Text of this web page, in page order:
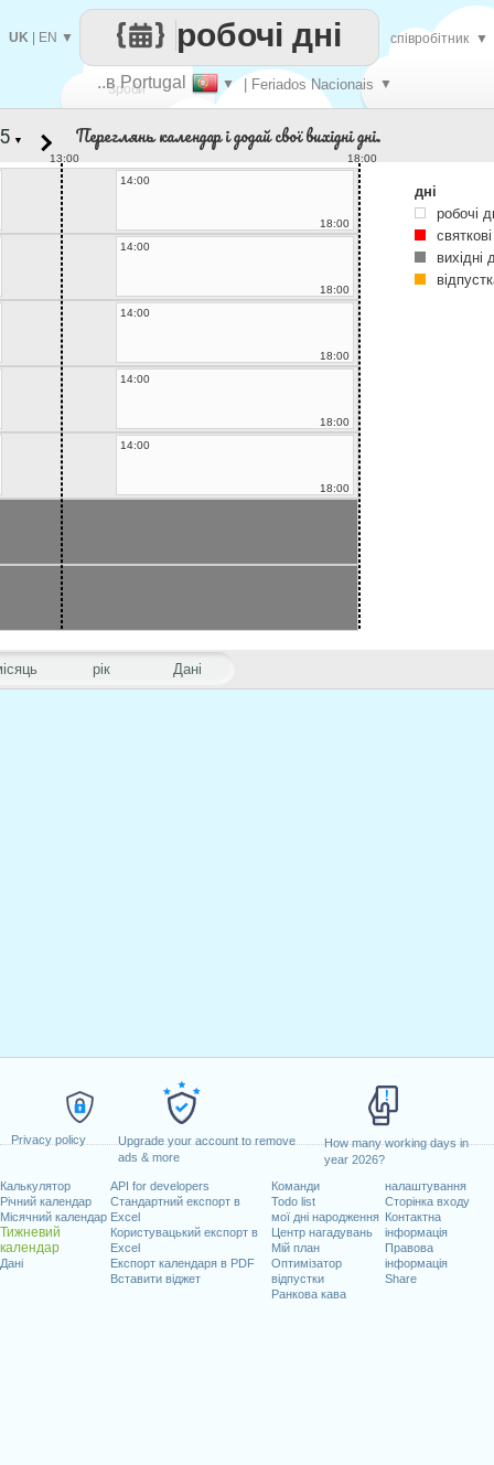
Privacy policy
Upgrade your account to remove
ads & more
How many working days in
year 2026?
Калькулятор
Річний календар
Місячний календар
Тижневий
календар
Дані
API for developers
Стандартний експорт в
Excel
Користувацький експорт в
Excel
Експорт календаря в PDF
Вставити віджет
Команди
Todo list
мої дні народження
Центр нагадувань
Мій план
Оптимізатор
відпустки
Ранкова кава
налаштування
Сторінка входу
Контактна
інформація
Правова
інформація
Share
Зроби
..в Portugal ▼ | Feriados Nacionais ▼
робочі дні
UK EN ▼ співробітник ▼
рік Дані
▼ Переглянь календар і додай свої вихідні дні.
13:00
18:00
14:00
18:00
14:00
18:00
14:00
18:00
14:00
18:00
14:00
18:00
дні
робочі
вихідні